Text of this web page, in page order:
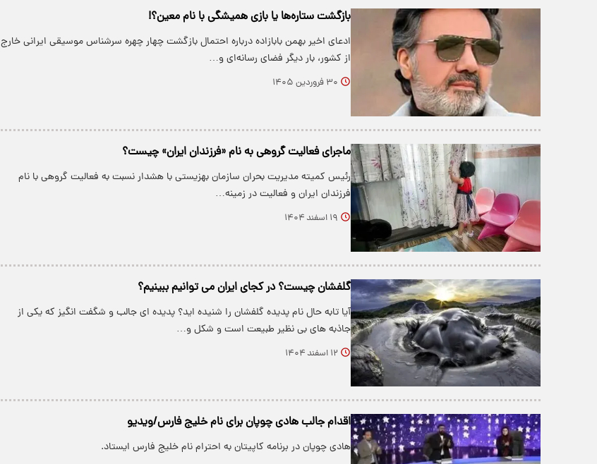
بازگشت ستاره‌ها یا بازی همیشگی با نام معین؟!
ادعای اخیر بهمن بابازاده درباره احتمال بازگشت چهار چهره سرشناس موسیقی ایرانی خارج
از کشور، بار دیگر فضای رسانه‌ای و…
۳۰ فروردین ۱۴۰۵
ماجرای فعالیت گروهی به نام «فرزندان ایران» چیست؟
رئیس کمیته مدیریت بحران سازمان بهزیستی با هشدار نسبت به فعالیت گروهی با نام
فرزندان ایران و فعالیت در زمینه…
۱۹ اسفند ۱۴۰۴
گلفشان چیست؟ در کجای ایران می توانیم ببینیم؟
آیا تابه حال نام پدیده گلفشان را شنیده اید؟ پدیده ای جالب و شگفت انگیز که یکی از
جاذبه های بی نظیر طبیعت است و شکل و…
۱۲ اسفند ۱۴۰۴
اقدام جالب هادی چوپان برای نام خلیج فارس/ویدیو
هادی چوپان در برنامه کاپیتان به احترام نام خلیج فارس ایستاد.